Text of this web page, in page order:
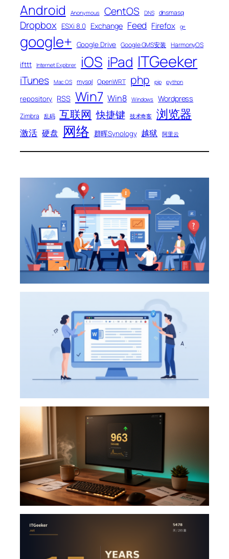
Android Anonymous CentOS DNS dnsmasq
Dropbox ESXi 8.0 Exchange Feed Firefox g+
google+ Google Drive Google GMS安装 HarmonyOS
ifttt Internet Explorer iOS iPad ITGeeker
iTunes Mac OS mysql OpenWRT php pip python
repository RSS Win7 Win8 Windows Wordpress
Zimbra 乱码 互联网 快捷键 技术奇客 浏览器
激活 硬盘 网络 群晖Synology 越狱 阿里云